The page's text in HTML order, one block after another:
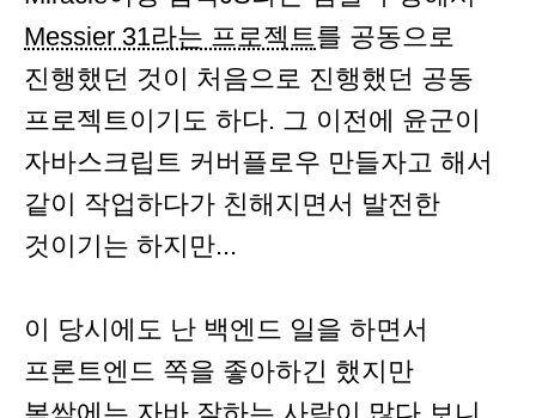
Messier 31라는 프로젝트를 공동으로
진행했던 것이 처음으로 진행했던 공동
프로젝트이기도 하다. 그 이전에 윤군이
자바스크립트 커버플로우 만들자고 해서
같이 작업하다가 친해지면서 발전한
것이기는 하지만...
이 당시에도 난 백엔드 일을 하면서
프론트엔드 쪽을 좋아하긴 했지만